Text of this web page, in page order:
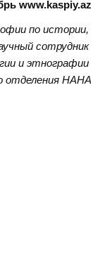
www.kaspiy.az
по истории,
сотрудник
и этнографии
отделения НАНА